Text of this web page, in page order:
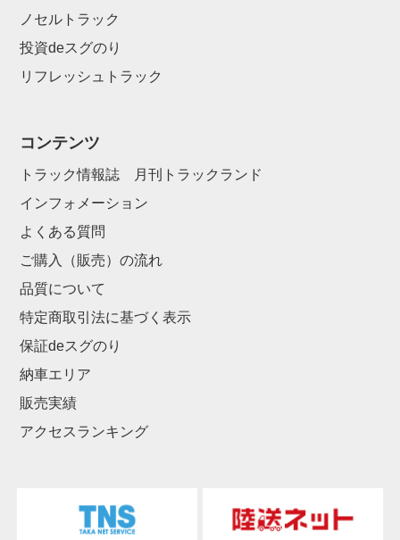
ノセルトラック
投資deスグのり
リフレッシュトラック
コンテンツ
トラック情報誌 月刊トラックランド
インフォメーション
よくある質問
ご購入（販売）の流れ
品質について
特定商取引法に基づく表示
保証deスグのり
納車エリア
販売実績
アクセスランキング